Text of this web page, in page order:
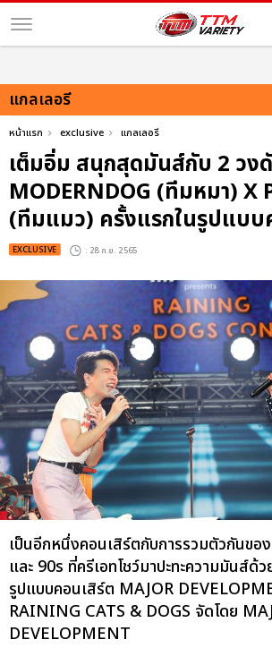
แกลเลอรี
หน้าแรก exclusive แกลเลอรี
เต็มอิ่ม สนุกสุดมันส์กับ 2 วง
MODERNDOG (ทีมหมา) X
(ทีมแมว) ครั้งแรกในรูปแบบ
EXCLUSIVE : 28 ก.ย. 2565
เป็นอีกหนึ่งคอนเสิร์ตกับการรวมตัวกันข
และ 90s ที่ครีเอทโชว์มาปะทะความมันส์ด้
รูปแบบคอนเสิร์ต MAJOR
RAINING CATS & DOGS จัดโดย
DEVELOPMENT